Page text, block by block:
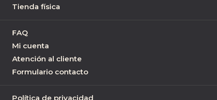
Tienda física
FAQ
Mi cuenta
Atención al cliente
Formulario contacto
Política de privacidad